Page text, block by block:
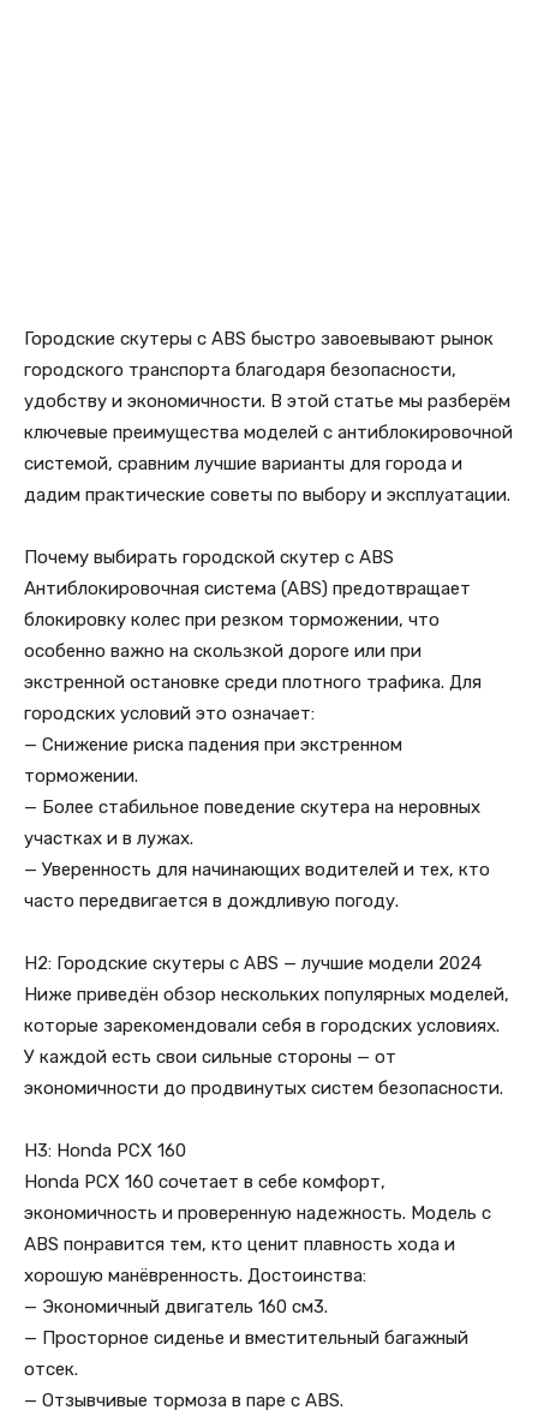
Городские скутеры с ABS быстро завоевывают рынок
городского транспорта благодаря безопасности,
удобству и экономичности. В этой статье мы разберём
ключевые преимущества моделей с антиблокировочной
системой, сравним лучшие варианты для города и
дадим практические советы по выбору и эксплуатации.
Почему выбирать городской скутер с ABS
Антиблокировочная система (ABS) предотвращает
блокировку колес при резком торможении, что
особенно важно на скользкой дороге или при
экстренной остановке среди плотного трафика. Для
городских условий это означает:
— Снижение риска падения при экстренном
торможении.
— Более стабильное поведение скутера на неровных
участках и в лужах.
— Уверенность для начинающих водителей и тех, кто
часто передвигается в дождливую погоду.
H2: Городские скутеры с ABS — лучшие модели 2024
Ниже приведён обзор нескольких популярных моделей,
которые зарекомендовали себя в городских условиях.
У каждой есть свои сильные стороны — от
экономичности до продвинутых систем безопасности.
H3: Honda PCX 160
Honda PCX 160 сочетает в себе комфорт,
экономичность и проверенную надежность. Модель с
ABS понравится тем, кто ценит плавность хода и
хорошую манёвренность. Достоинства:
— Экономичный двигатель 160 см3.
— Просторное сиденье и вместительный багажный
отсек.
— Отзывчивые тормоза в паре с ABS.